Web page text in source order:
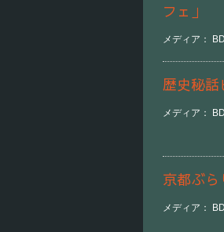
フェ」
メディア：
歴史秘
メディア：
京都ぶ
メディア：